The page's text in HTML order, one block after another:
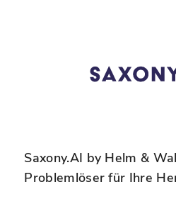
Saxony.AI by Helm &
Problemlöser für Ihre